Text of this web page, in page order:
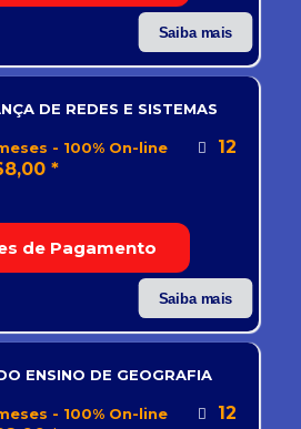
Saiba mais
de Pagamento
Saiba mais
DE REDES E SISTEMAS
- 100% On-line
12
*
ENSINO DE GEOGRAFIA
- 100% On-line
12